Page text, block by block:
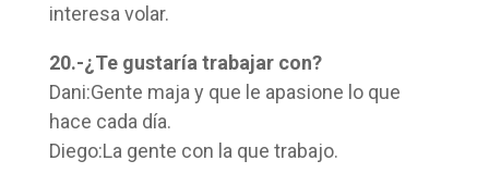
interesa volar.
20.-¿Te gustaría trabajar con?
Dani:Gente maja y que le apasione lo que
hace cada día.
Diego:La gente con la que trabajo.